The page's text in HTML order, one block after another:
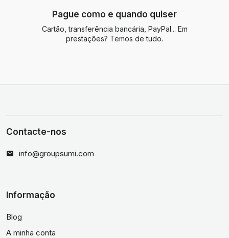
Pague como e quando quiser
Cartão, transferência bancária, PayPal... Em
prestações? Temos de tudo.
Contacte-nos
info@groupsumi.com
Informação
Blog
A minha conta